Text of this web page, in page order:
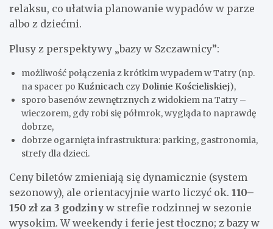
relaksu, co ułatwia planowanie wypadów w parze
albo z dziećmi.
Plusy z perspektywy „bazy w Szczawnicy”:
możliwość połączenia z krótkim wypadem w Tatry (np.
na spacer po Kuźnicach czy Dolinie Kościeliskiej),
sporo basenów zewnętrznych z widokiem na Tatry –
wieczorem, gdy robi się półmrok, wygląda to naprawdę
dobrze,
dobrze ogarnięta infrastruktura: parking, gastronomia,
strefy dla dzieci.
Ceny biletów zmieniają się dynamicznie (system
sezonowy), ale orientacyjnie warto liczyć ok. 110–
150 zł za 3 godziny w strefie rodzinnej w sezonie
wysokim. W weekendy i ferie jest tłoczno; z bazy w